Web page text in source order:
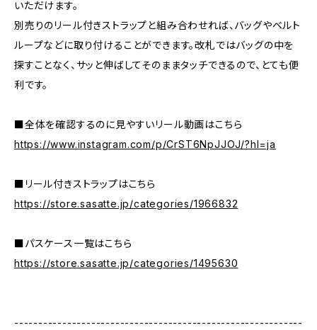
いただけます。
別売りのリール付きストラップと組み合わせれば、バッグやベルト
ループなどに取り付けることができます。改札ではバッグの中を
探すことなく、サッと伸ばしてそのままタッチできるので、とても便
利です。
■全体を確認するのに見やすいリール動画はこちら
https://www.instagram.com/p/CrST6NpJJOJ/?hl=ja
■リール付きストラップはこちら
https://store.sasatte.jp/categories/1966832
■パスケース一覧はこちら
https://store.sasatte.jp/categories/1495630
------------------------------------------------------------